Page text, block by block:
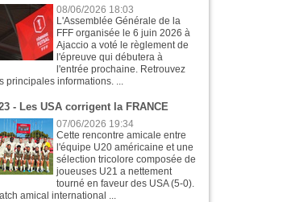
08/06/2026 18:03
L'Assemblée Générale de la
FFF organisée le 6 juin 2026 à
Ajaccio a voté le règlement de
l'épreuve qui débutera à
l'entrée prochaine. Retrouvez
principales informations. ...
- Les USA corrigent la FRANCE
07/06/2026 19:34
Cette rencontre amicale entre
l'équipe U20 américaine et une
sélection tricolore composée de
joueuses U21 a nettement
tourné en faveur des USA (5-0).
amical international ...